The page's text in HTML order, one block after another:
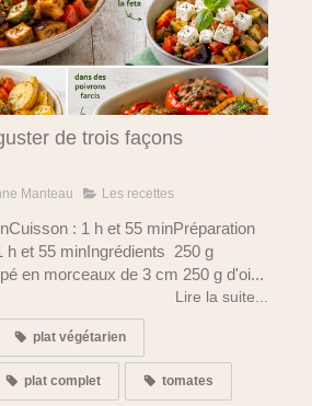
de trois façons
Manteau Les recettes
: 1 h et 55 minPréparation
h et 55 minIngrédients 250 g
en morceaux de 3 cm 250 g d'oi...
Lire la suite...
plat végétarien
plat complet tomates